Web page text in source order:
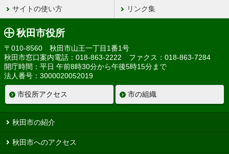
サイトの使い方 リンク集
秋田市役所
〒010-8560 秋田市山王一丁目1番1号
秋田市窓口案内電話：018-863-2222 ファクス：018-863-7284
開庁時間：平日 午前8時30分から午後5時15分まで
法人番号：3000020052019
市役所アクセス 市の組織
秋田市の紹介
秋田市へのアクセス